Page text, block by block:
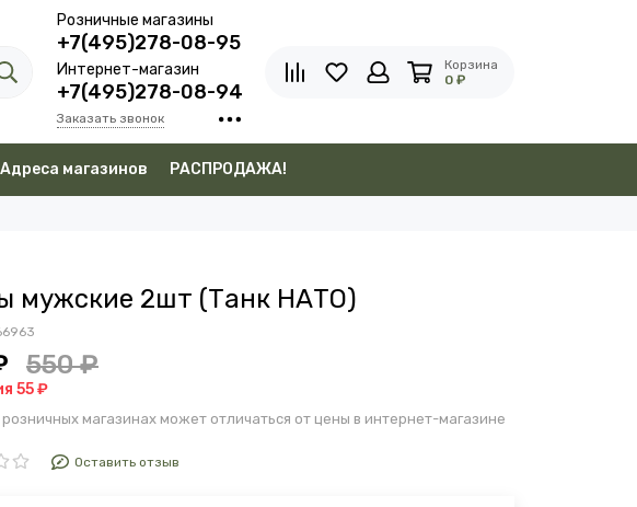
Розничные магазины
+7(495)278-08-95
Интернет-магазин
+7(495)278-08-94
Заказать звонок
Корзина
0 ₽
Адреса магазинов РАСПРОДАЖА!
мужские 2шт (Танк НАТО)
550 ₽
55 ₽
магазинах может отличаться от цены в интернет-магазине
Оставить отзыв